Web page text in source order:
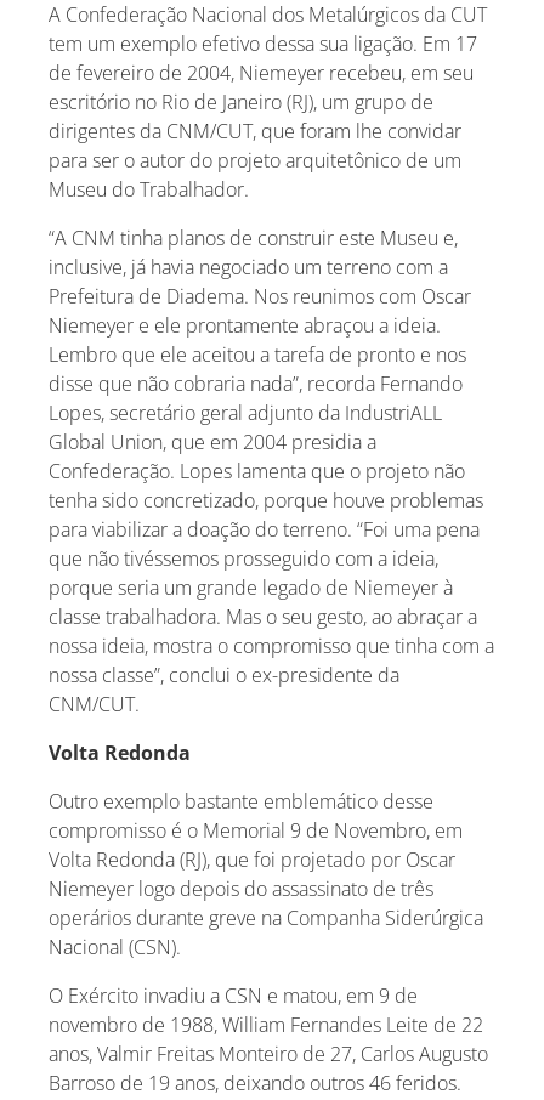
A Confederação Nacional dos Metalúrgicos da CUT
tem um exemplo efetivo dessa sua ligação. Em 17
de fevereiro de 2004, Niemeyer recebeu, em seu
escritório no Rio de Janeiro (RJ), um grupo de
dirigentes da CNM/CUT, que foram lhe convidar
para ser o autor do projeto arquitetônico de um
Museu do Trabalhador.
“A CNM tinha planos de construir este Museu e,
inclusive, já havia negociado um terreno com a
Prefeitura de Diadema. Nos reunimos com Oscar
Niemeyer e ele prontamente abraçou a ideia.
Lembro que ele aceitou a tarefa de pronto e nos
disse que não cobraria nada”, recorda Fernando
Lopes, secretário geral adjunto da IndustriALL
Global Union, que em 2004 presidia a
Confederação. Lopes lamenta que o projeto não
tenha sido concretizado, porque houve problemas
para viabilizar a doação do terreno. “Foi uma pena
que não tivéssemos prosseguido com a ideia,
porque seria um grande legado de Niemeyer à
classe trabalhadora. Mas o seu gesto, ao abraçar a
nossa ideia, mostra o compromisso que tinha com a
nossa classe”, conclui o ex-presidente da
CNM/CUT.
Volta Redonda
Outro exemplo bastante emblemático desse
compromisso é o Memorial 9 de Novembro, em
Volta Redonda (RJ), que foi projetado por Oscar
Niemeyer logo depois do assassinato de três
operários durante greve na Companha Siderúrgica
Nacional (CSN).
O Exército invadiu a CSN e matou, em 9 de
novembro de 1988, William Fernandes Leite de 22
anos, Valmir Freitas Monteiro de 27, Carlos Augusto
Barroso de 19 anos, deixando outros 46 feridos.